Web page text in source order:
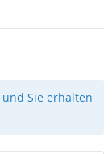
und Sie erhalten